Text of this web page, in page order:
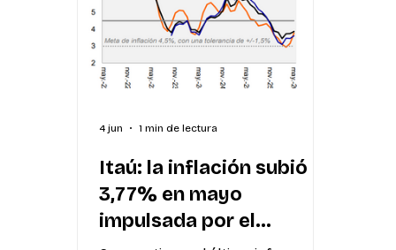
Itaú: la inflación subió a
3,77% en mayo
impulsada por el
4 jun 1 min de lectura